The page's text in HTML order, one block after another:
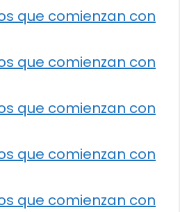
que comienzan con
que comienzan con
que comienzan con
que comienzan con
que comienzan con